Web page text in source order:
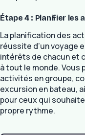
Étape 4 : Planifier les
La planification des
réussite d’un voyage
intérêts de chacun et
à tout le monde. Vous
activités en groupe,
excursion en bateau,
pour ceux qui
propre rythme.